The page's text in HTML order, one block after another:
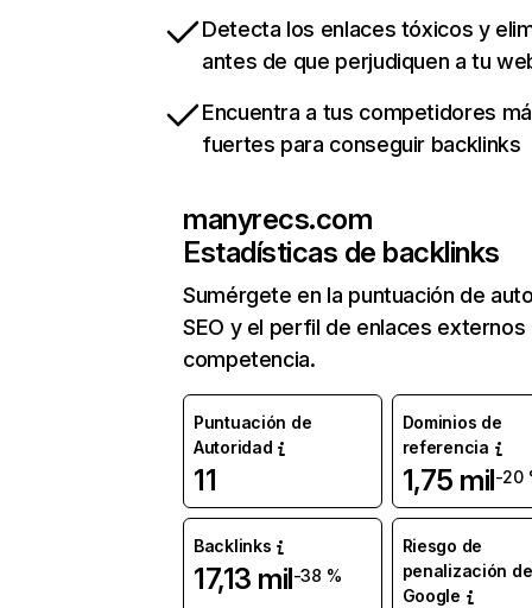
Detecta los enlaces tóxicos y
antes de que perjudiquen a tu
Encuentra a tus competidores
fuertes para conseguir backlinks
manyrecs.com
Estadísticas de backlinks
Sumérgete en la puntuación de
SEO y el perfil de enlaces externos
competencia.
Puntuación de
Autoridad
11
Dominios de
referencia
1,75 mil-20
Backlinks
17,13 mil-38 %
Riesgo de
penalización de
Google